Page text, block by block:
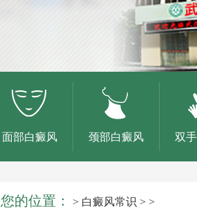
面部白癜风 颈部白癜风 双
您的位置： > 白癜风常识 > >